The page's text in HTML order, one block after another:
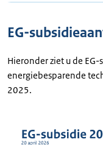
EG-
Hieronder ziet u de
energiebesparende
2025.